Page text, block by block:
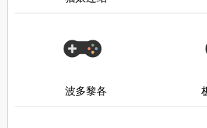
波多黎各